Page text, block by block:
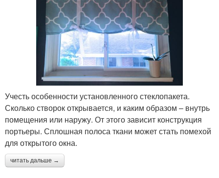
Учесть особенности установленного стеклопакета.
Сколько створок открывается, и каким образом – внутрь
помещения или наружу. От этого зависит конструкция
портьеры. Сплошная полоса ткани может стать помехой
для открытого окна.
читать дальше →